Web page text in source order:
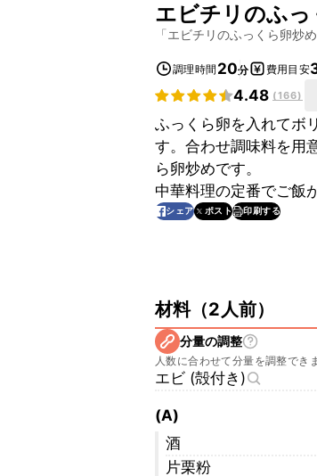
エビチリのふっ
「エビチリのふっくら卵炒め
調理時間 20分 費用目安
4.48 (166)
ふっくら卵を入れてボ
す。合わせ調味料を用
ら卵炒めです。
中華料理の定番でご飯
シェア ポスト 印刷する
材料（2人前）
分量の調整
人数に合わせて分量を調整でき
エビ (殻付き)
(A)
酒
片栗粉